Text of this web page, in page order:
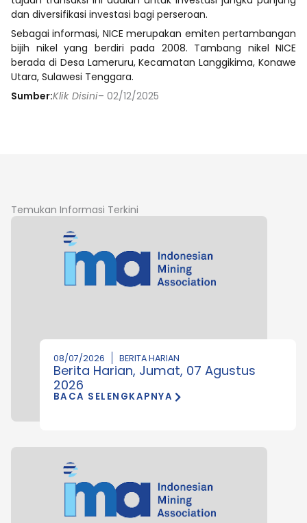
dan diversifikasi investasi bagi perseroan.
Sebagai informasi, NICE merupakan emiten pertambangan
bijih nikel yang berdiri pada 2008. Tambang nikel NICE
berada di Desa Lameruru, Kecamatan Langgikima, Konawe
Utara, Sulawesi Tenggara.
Sumber:Klik Disini– 02/12/2025
Temukan Informasi Terkini
08/07/2026 BERITA HARIAN
Berita Harian, Jumat, 07 Agustus
2026
BACA SELENGKAPNYA